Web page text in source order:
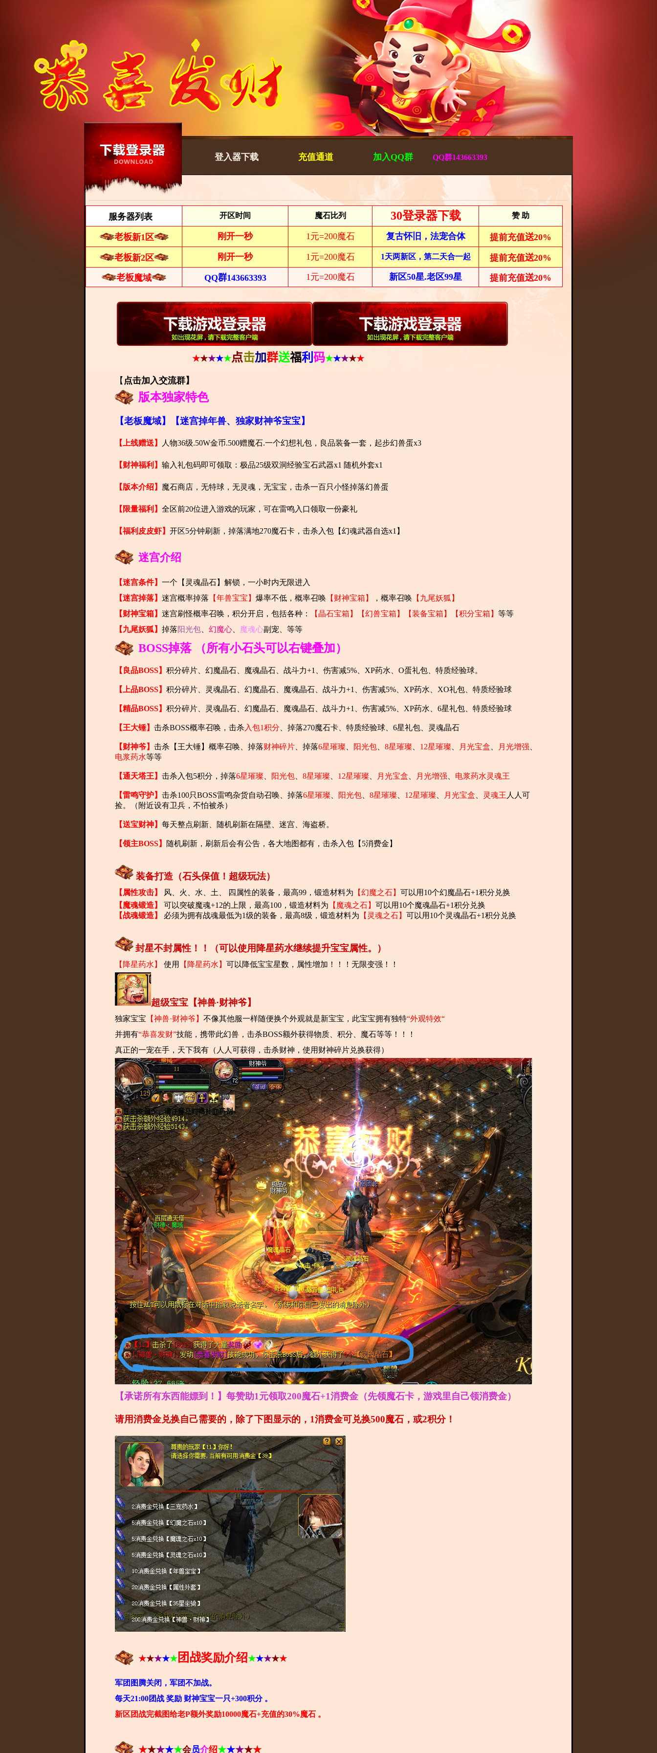
登入器下载 充值通道 加入QQ群 QQ群143663393
服务器列表 开区时间 魔石比列 30登录器下载 赞 助
老板新1区 刚开一秒 1元=200魔石 复古怀旧，法宠合体 提前充值送20%
老板新2区 刚开一秒 1元=200魔石 1天两新区，第二天合一起 提前充值送20%
老板魔域 QQ群143663393 1元=200魔石 新区50星.老区99星 提前充值送20%
★★★★★点击加群送福利 码★★★★★
【 点击加入交流群】
版本独家特色
【老板魔域】【迷宫掉年兽、独家财神爷宝宝】
【上线赠送】 人物36级.50W金币.500赠魔石.一个幻想礼包，良品装备一套，起步幻兽蛋x3
【财神福利】 输入礼包码即可领取：极品25级双洞经验宝石武器x1 随机外套x1
【版本介绍】 魔石商店，无特球，无灵魂，无宝宝，击杀一百只小怪掉落幻兽蛋
【限量福利】 全区前20位进入游戏的玩家，可在雷鸣入口领取一份豪礼
【福利皮皮虾】 开区5分钟刷新，掉落满地270魔石卡，击杀入包【幻魂武器自选x1】
迷宫介绍
【迷宫条件】 一个【灵魂晶石】解锁，一小时内无限进入
【迷宫掉落】 迷宫概率掉落 【年兽宝宝】 爆率不低，概率召唤 【财神宝箱】 ，概率召唤 【九尾妖狐】
【财神宝箱】 迷宫刷怪概率召唤，积分开启，包括各种： 【晶石宝箱】【幻兽宝箱】【装备宝箱】【积分宝箱】 等等
【九尾妖狐】 掉落阳光包 幻魔心 魔魂心副宠、等等
BOSS掉落 （所有小石头可以右键叠加）
【良品BOSS】 积分碎片、幻魔晶石、魔魂晶石、战斗力+1、伤害减5%、XP药水、O蛋礼包、特质经验球。
【上品BOSS】 积分碎片、灵魂晶石、幻魔晶石、魔魂晶石、战斗力+1、伤害减5%、XP药水、XO礼包、特质经验球
【精品BOSS】 积分碎片、灵魂晶石、幻魔晶石、魔魂晶石、战斗力+1、伤害减5%、XP药水、6星礼包、特质经验球
【王大锤】 击杀BOSS概率召唤，击杀入包1积分 、掉落270魔石卡、特质经验球、6星礼包、灵魂晶石
【财神爷】 击杀【王大锤】概率召唤、掉落财神碎片 、掉落6星璀璨 阳光包 8星璀璨 12星璀璨 月光宝盒 月光增强
电浆药水等等
【通天塔王】 击杀入包5积分，掉落6星璀璨 阳光包 8星璀璨 12星璀璨 月光宝盒 月光增强 电浆药水灵魂王
【雷鸣守护】 击杀100只BOSS雷鸣杂货自动召唤、掉落6星璀璨 阳光包 8星璀璨 12星璀璨 月光宝盒 灵魂王 人人可
捡。（附近设有卫兵，不怕被杀）
【送宝财神】 每天整点刷新、随机刷新在隔壁、迷宫、海盗桥。
【领主BOSS】 随机刷新，刷新后会有公告，各大地图都有，击杀入包【5消费金】
装备打造（石头保值！超级玩法）
【属性攻击】 风、火、水、土、 四属性的装备，最高99，锻造材料为 【幻魔之石】 可以用10个幻魔晶石+1积分兑换
【魔魂锻造】
可以突破魔魂+12的上限，最高100，锻造材料为 【魔魂之石】 可以用10个魔魂晶石+1积分兑换
【战魂锻造】
必须为拥有战魂最低为1级的装备，最高8级，锻造材料为 【灵魂之石】 可以用10个灵魂晶石+1积分兑换
封星不封属性！！（可以使用降星药水继续提升宝宝属性。）
【降星药水】 使用 【降星药水】 可以降低宝宝星数，属性增加！！！无限变强！！
超级宝宝【神兽·财神爷】
独家宝宝 【神兽·财神爷】 不像其他服一样随便换个外观就是新宝宝，此宝宝拥有独特“外观特效“
并拥有“恭喜发财”技能，携带此幻兽，击杀BOSS额外获得物质、积分、魔石等等！！！
真正的一宠在手，天下我有（人人可获得，击杀财神，使用财神碎片兑换获得）
【承诺所有东西能嫖到！】每赞助1元领取200魔石+1消费金（先领魔石卡，游戏里自己领消费金）
请用消费金兑换自己需要的，除了下图显示的，1消费金可兑换500魔石，或2积分！
★★★★★ 团战奖励介绍★★★★★
军团图腾关闭，军团不加战。
每天21:00团战 奖励 财神宝宝一只+300积分 。
新区团战完截图给老P额外奖励10000魔石+充值的30%魔石 。
★★★★★会员介绍★★★★★